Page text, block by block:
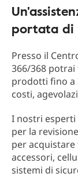
portata
Presso il
366/368
prodotti fino a
costi,
I nostri esperti
per la
per
accessori,
sistemi di